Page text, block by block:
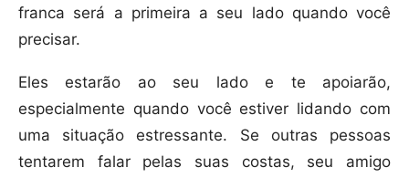
franca será a primeira a seu lado quando você
precisar.
Eles estarão ao seu lado e te apoiarão,
especialmente quando você estiver lidando com
uma situação estressante. Se outras pessoas
tentarem falar pelas suas costas, seu amigo